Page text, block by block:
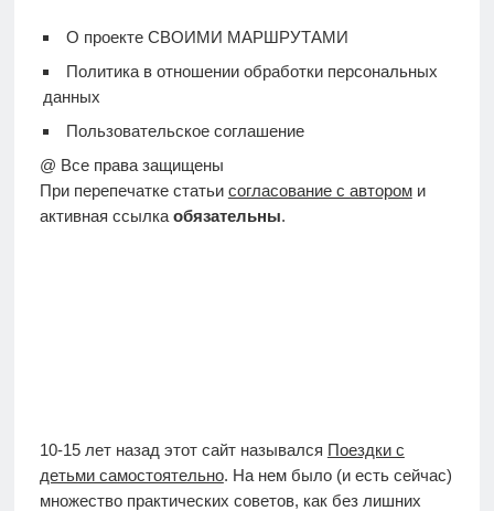
О проекте СВОИМИ МАРШРУТАМИ
Политика в отношении обработки персональных
данных
Пользовательское соглашение
@ Все права защищены
При перепечатке статьи согласование с автороми
активная ссылка обязательны.
10-15 лет назад этот сайт назывался Поездки с
детьми самостоятельно. На нем было (и есть сейчас)
множество практических советов, как без лишних